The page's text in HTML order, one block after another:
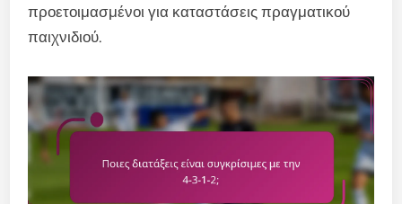
προετοιμασμένοι για καταστάσεις πραγματικού
παιχνιδιού.